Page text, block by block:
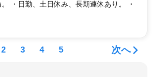
・日勤、土日休み、長期連休あり。 ・
2 3 4 5 次へ